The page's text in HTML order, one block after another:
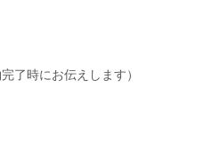
了時にお伝えします）